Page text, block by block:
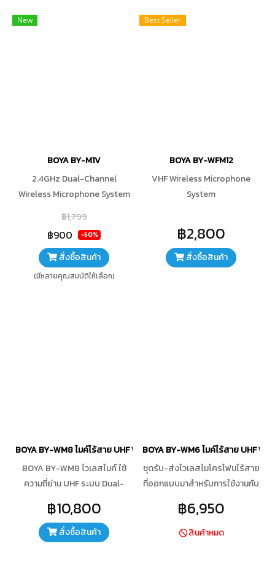
New
BOYA BY-M1V
2.4GHz Dual-Channel
Wireless Microphone System
฿1,799
฿900 -50%
สั่งซื้อสินค้า
(มีหลายคุณสมบัติให้เลือก)
Best Seller
BOYA BY-WFM12
VHF Wireless Microphone
System
฿2,800
สั่งซื้อสินค้า
BOYA BY-WM8 ไมค์ไร้สาย UHF Wireless Microphone
BOYA BY-WM8 ไวเลสไมค์ ใช้
ความถี่ย่าน UHF ระบบ Dual-
สัญญาณ 1 ชุด ชุดรับ-ส่งไวเลส
ไมโครโฟนไร้สายที่ออกแบบมา
สำหรับการใช้งานกับกล้อง DSLR,
฿10,800
สั่งซื้อสินค้า
BOYA BY-WM6 ไมค์ไร้สาย UHF
ชุดรับ-ส่งไวเลสไมโครโฟนไร้สาย
ที่ออกแบบมาสำหรับการใช้งานกับ
บันทึกเสียง เหมาะสำหรับการ
สัมภาษณ์ ที่ต้องการเสียง
฿6,950
สินค้าหมด